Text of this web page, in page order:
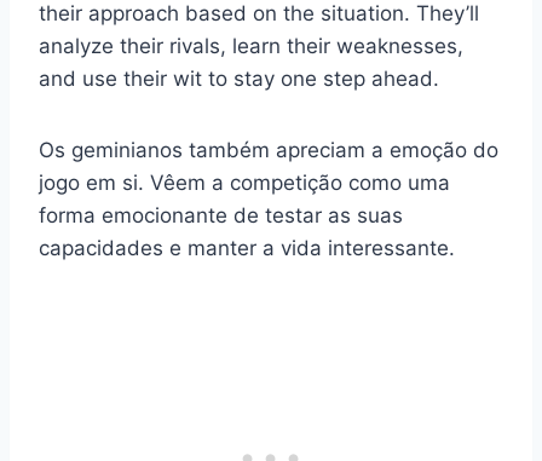
their approach based on the situation. They’ll
analyze their rivals, learn their weaknesses,
and use their wit to stay one step ahead.
Os geminianos também apreciam a emoção do
jogo em si. Vêem a competição como uma
forma emocionante de testar as suas
capacidades e manter a vida interessante.